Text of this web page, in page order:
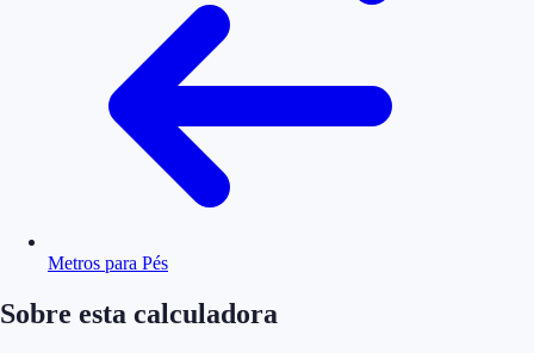
Metros para Pés
Sobre esta calculadora